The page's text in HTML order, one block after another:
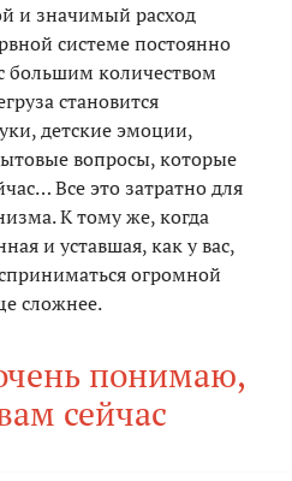
и значимый расход
системе постоянно
большим количеством
становится
детские эмоции,
вопросы, которые
Все это затратно для
К тому же, когда
и уставшая, как у вас,
огромной
сложнее.
понимаю,
сейчас